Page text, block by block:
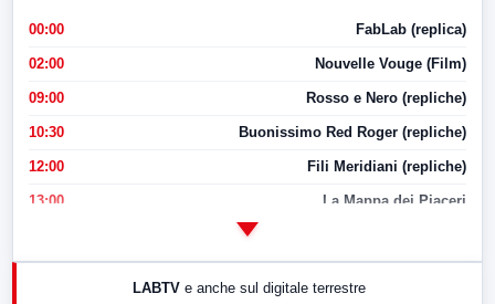
00:00 FabLab (replica)
02:00 Nouvelle Vouge (Film)
09:00 Rosso e Nero (repliche)
10:30 Buonissimo Red Roger (repliche)
12:00 Fili Meridiani (repliche)
13:00 La Mappa dei Piaceri
LABTV e anche sul digitale terrestre